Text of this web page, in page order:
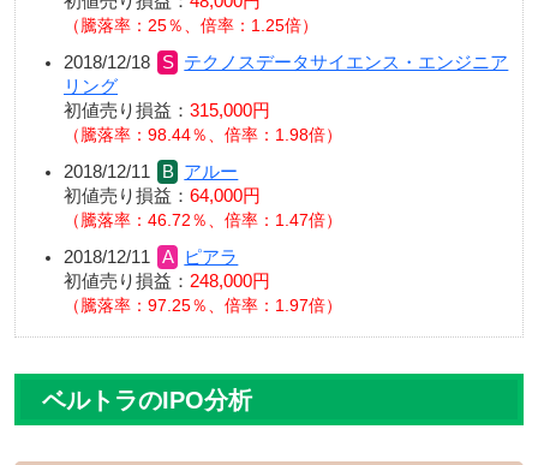
騰落率：25％、倍率：1.25倍
2018/12/18
テクノスデータサイエンス・エンジニア
リング
初値売り損益： 315,000円
騰落率：98.44％、倍率：1.98倍
2018/12/11
アルー
初値売り損益： 64,000円
騰落率：46.72％、倍率：1.47倍
2018/12/11
ピアラ
初値売り損益： 248,000円
騰落率：97.25％、倍率：1.97倍
ベルトラのIPO分析